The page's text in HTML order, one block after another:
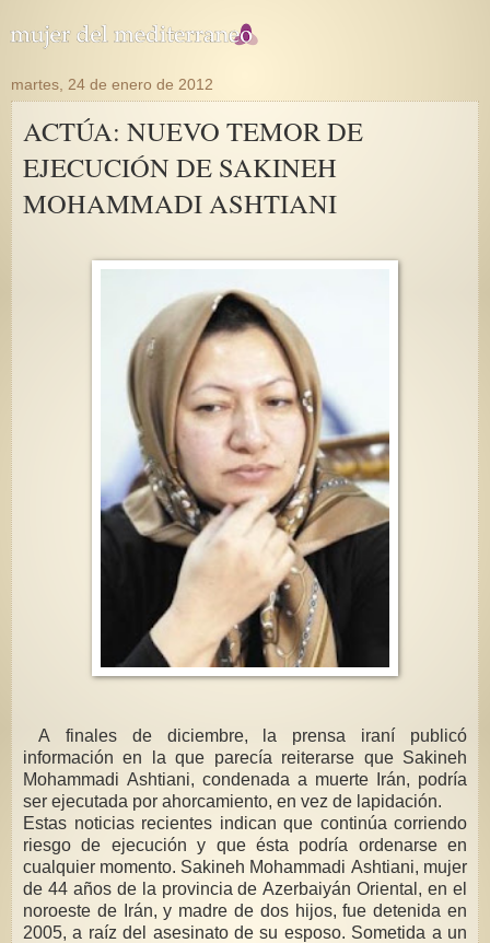
martes, 24 de enero de 2012
ACTÚA: NUEVO TEMOR DE
EJECUCIÓN DE SAKINEH
MOHAMMADI ASHTIANI
A finales de diciembre, la prensa iraní publicó
información en la que parecía reiterarse que Sakineh
Mohammadi Ashtiani, condenada a muerte Irán, podría
ser ejecutada por ahorcamiento, en vez de lapidación.
Estas noticias recientes indican que continúa corriendo
riesgo de ejecución y que ésta podría ordenarse en
cualquier momento. Sakineh Mohammadi Ashtiani, mujer
de 44 años de la provincia de Azerbaiyán Oriental, en el
noroeste de Irán, y madre de dos hijos, fue detenida en
2005, a raíz del asesinato de su esposo. Sometida a un